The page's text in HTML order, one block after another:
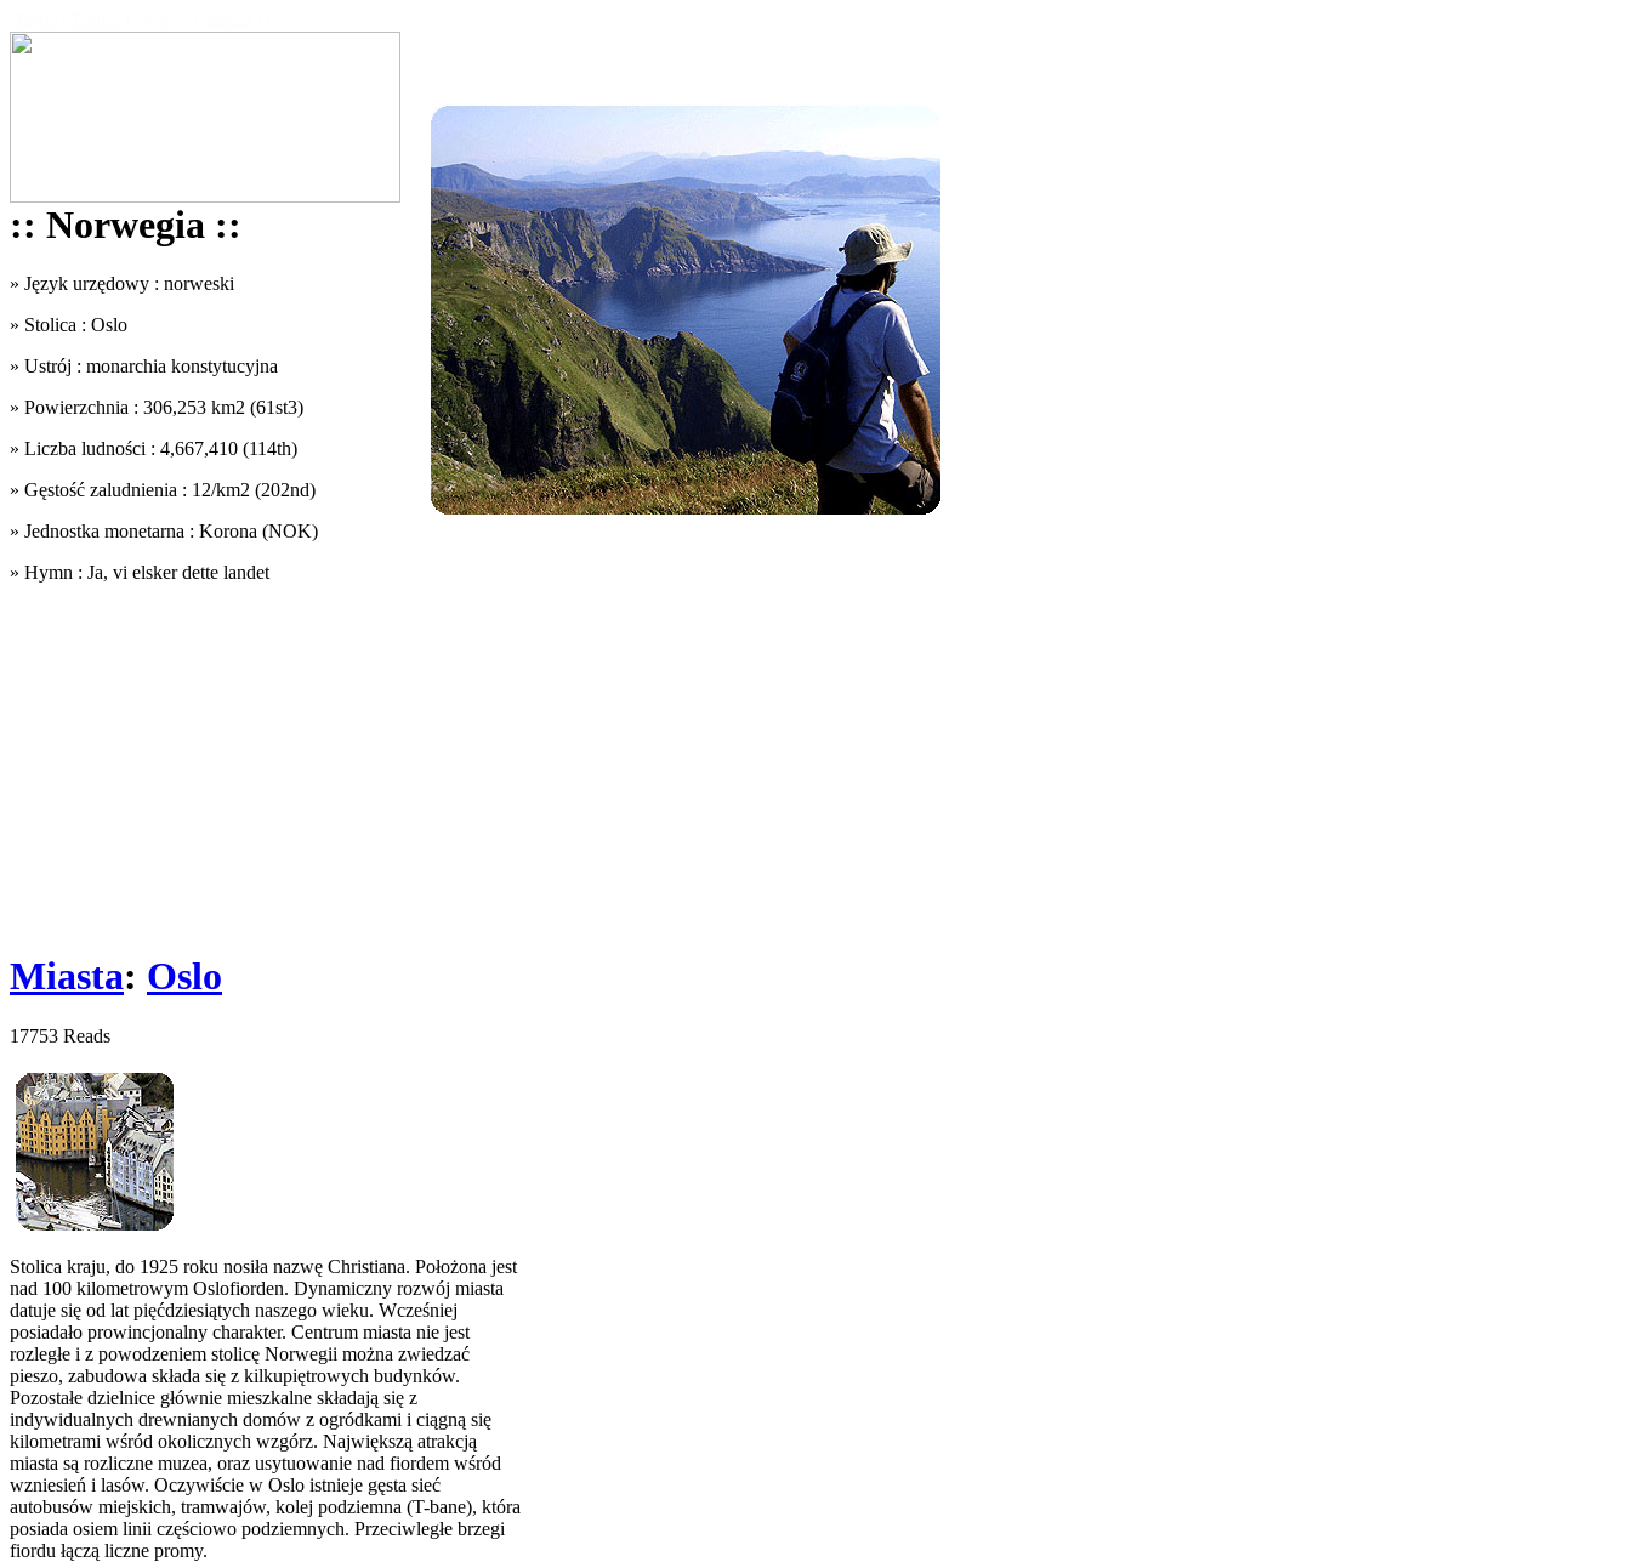
:: Norwegia ::
» Język urzędowy : norweski
» Stolica : Oslo
» Ustrój : monarchia konstytucyjna
» Powierzchnia : 306,253 km2 (61st3)
» Liczba ludności : 4,667,410 (114th)
» Gęstość zaludnienia : 12/km2 (202nd)
» Jednostka monetarna : Korona (NOK)
» Hymn : Ja, vi elsker dette landet
Miasta: Oslo
17753 Reads
Stolica kraju, do 1925 roku nosiła nazwę Christiana. Położona jest
nad 100 kilometrowym Oslofiorden. Dynamiczny rozwój miasta
datuje się od lat pięćdziesiątych naszego wieku. Wcześniej
posiadało prowincjonalny charakter. Centrum miasta nie jest
rozległe i z powodzeniem stolicę Norwegii można zwiedzać
pieszo, zabudowa składa się z kilkupiętrowych budynków.
Pozostałe dzielnice głównie mieszkalne składają się z
indywidualnych drewnianych domów z ogródkami i ciągną się
kilometrami wśród okolicznych wzgórz. Największą atrakcją
miasta są rozliczne muzea, oraz usytuowanie nad fiordem wśród
wzniesień i lasów. Oczywiście w Oslo istnieje gęsta sieć
autobusów miejskich, tramwajów, kolej podziemna (T-bane), która
posiada osiem linii częściowo podziemnych. Przeciwległe brzegi
fiordu łączą liczne promy.